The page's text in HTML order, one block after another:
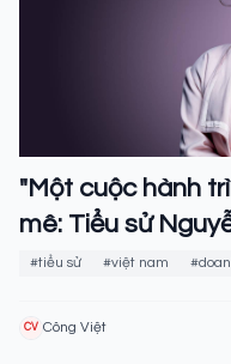
"Một cuộc hành
mê: Tiểu sử
#tiểu sử #việt nam
CV Công Việt